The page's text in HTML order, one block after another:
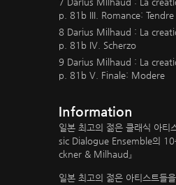
p. 81b III. Romance:
8 Darius Milhaud : La
p. 81b IV. Scherzo
9 Darius Milhaud : La
p. 81b V. Finale: Modere
Information
일본 최고의 젊은 클래식 아티
sic Dialogue Ensemble의 10
ckner & Milhaud』
일본 최고의 젊은 아티스트들